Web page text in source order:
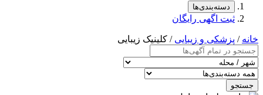
دسته‌بندی‌ها
ثبت اگهی رایگان
خانه / پزشکی و زیبایی / کلینیک زیبایی
جستجو